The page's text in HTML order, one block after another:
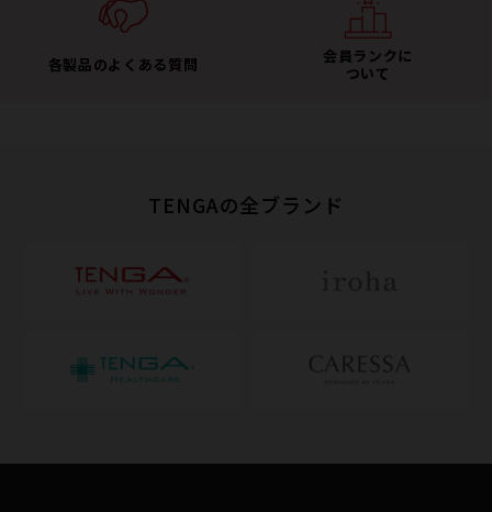
各製品のよくある質問
会員ランクに
ついて
TENGAの全ブランド